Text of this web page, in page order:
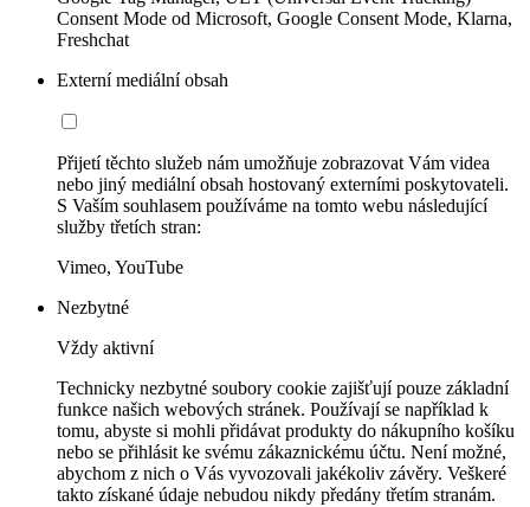
Consent Mode od Microsoft, Google Consent Mode, Klarna,
Freshchat
Externí mediální obsah
Přijetí těchto služeb nám umožňuje zobrazovat Vám videa
nebo jiný mediální obsah hostovaný externími poskytovateli.
S Vaším souhlasem používáme na tomto webu následující
služby třetích stran:
Vimeo, YouTube
Nezbytné
Vždy aktivní
Technicky nezbytné soubory cookie zajišťují pouze základní
funkce našich webových stránek. Používají se například k
tomu, abyste si mohli přidávat produkty do nákupního košíku
nebo se přihlásit ke svému zákaznickému účtu. Není možné,
abychom z nich o Vás vyvozovali jakékoliv závěry. Veškeré
takto získané údaje nebudou nikdy předány třetím stranám.